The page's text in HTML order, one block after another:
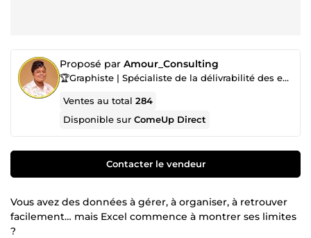
Proposé par Amour_Consulting
🏆Graphiste | Spécialiste de la délivrabilité des emails |Marketing digital| Cohôte Airbnb & Booking
Ventes au total284
Disponible surComeUp Direct
Contacter le vendeur
Vous avez des données à gérer, à organiser, à retrouver
facilement… mais Excel commence à montrer ses limites
?